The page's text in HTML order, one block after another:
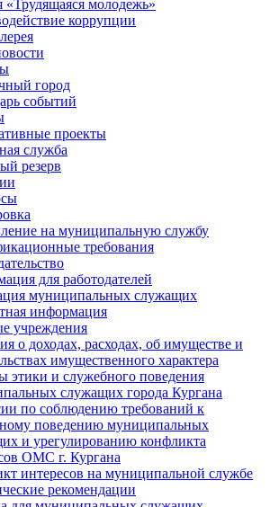
молодежь»
коррупции
город
событий
проекты
служба
резерв
на муниципальную службу
требования
для работодателей
муниципальных служащих
информация
учреждения
о доходах, расходах, об имуществе и
имущественного характера
этики и служебного поведения
служащих города Кургана
по соблюдению требований к
поведению муниципальных
и урегулированию конфликта
ОМС г. Кургана
интересов на муниципальной службе
рекомендации